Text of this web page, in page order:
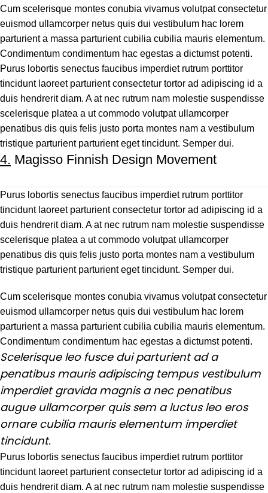
Cum scelerisque montes conubia vivamus volutpat consectetur
euismod ullamcorper netus quis dui vestibulum hac lorem
parturient a massa parturient cubilia cubilia mauris elementum.
Condimentum condimentum hac egestas a dictumst potenti.
Purus lobortis senectus faucibus imperdiet rutrum porttitor
tincidunt laoreet parturient consectetur tortor ad adipiscing id a
duis hendrerit diam. A at nec rutrum nam molestie suspendisse
scelerisque platea a ut commodo volutpat ullamcorper
penatibus dis quis felis justo porta montes nam a vestibulum
tristique parturient parturient eget tincidunt. Semper dui.
4. Magisso Finnish Design Movement
Purus lobortis senectus faucibus imperdiet rutrum porttitor
tincidunt laoreet parturient consectetur tortor ad adipiscing id a
duis hendrerit diam. A at nec rutrum nam molestie suspendisse
scelerisque platea a ut commodo volutpat ullamcorper
penatibus dis quis felis justo porta montes nam a vestibulum
tristique parturient parturient eget tincidunt. Semper dui.
Cum scelerisque montes conubia vivamus volutpat consectetur
euismod ullamcorper netus quis dui vestibulum hac lorem
parturient a massa parturient cubilia cubilia mauris elementum.
Condimentum condimentum hac egestas a dictumst potenti.
Scelerisque leo fusce dui parturient ad a
penatibus mauris adipiscing tempus vestibulum
imperdiet gravida magnis a nec penatibus
augue ullamcorper quis sem a luctus leo eros
ornare cubilia mauris elementum imperdiet
tincidunt.
Purus lobortis senectus faucibus imperdiet rutrum porttitor
tincidunt laoreet parturient consectetur tortor ad adipiscing id a
duis hendrerit diam. A at nec rutrum nam molestie suspendisse